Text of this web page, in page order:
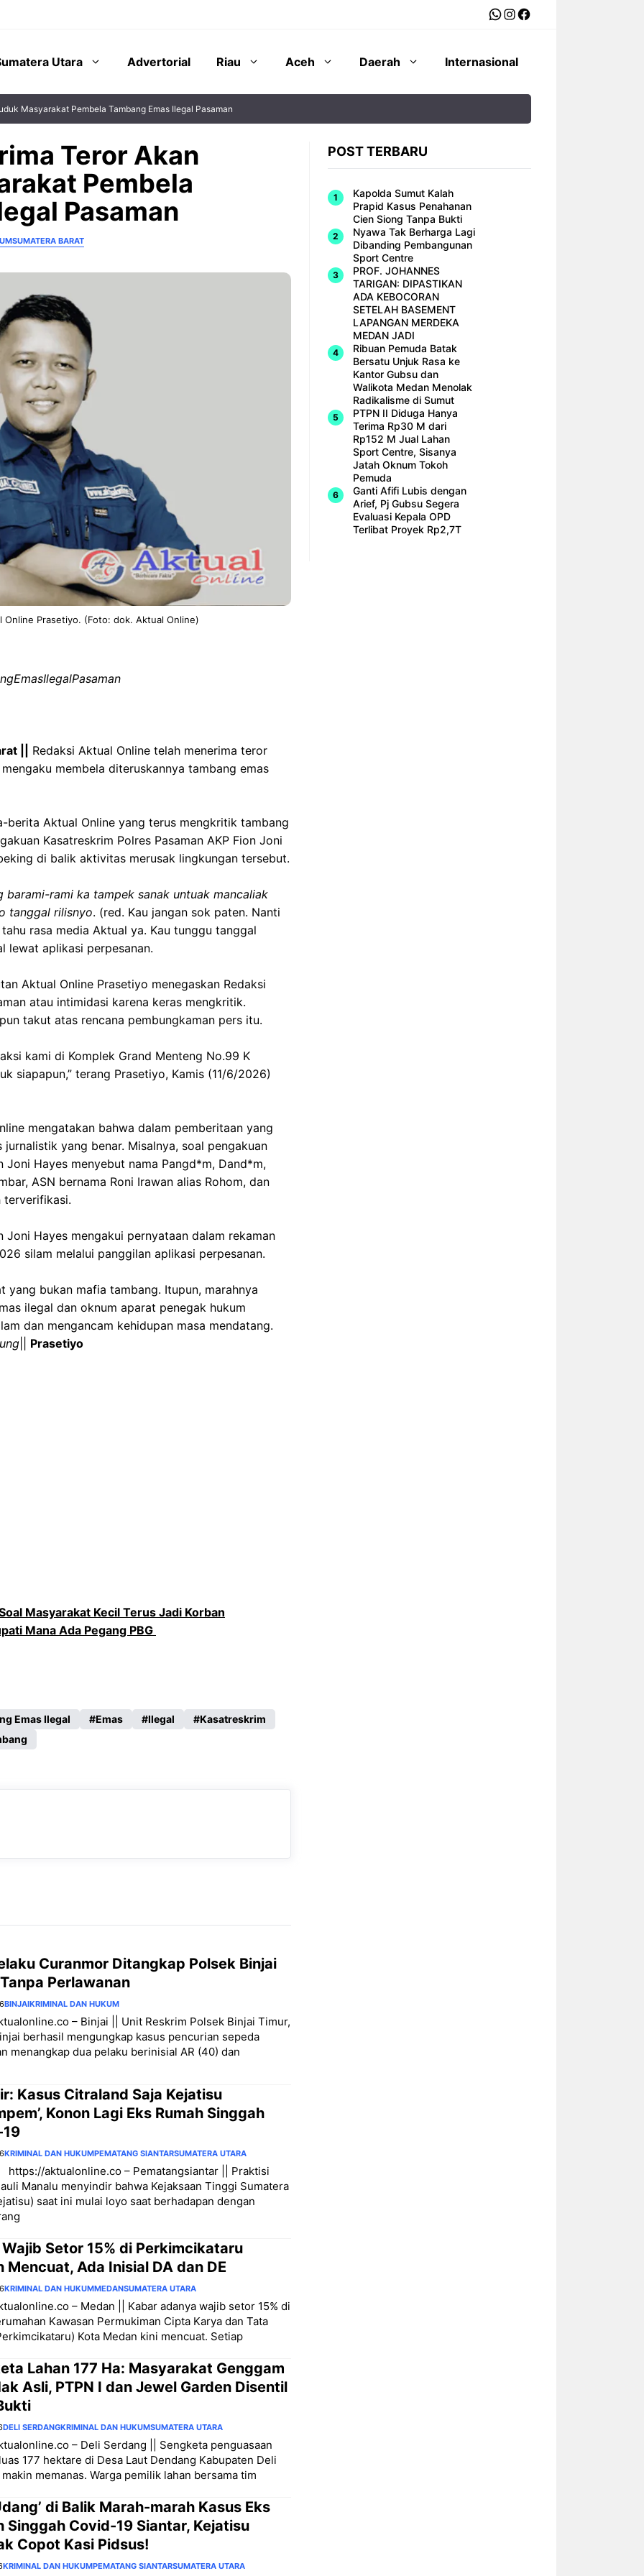
WhatsApp
Instagram
Facebook
Utara Advertorial Riau Aceh Daerah Internasional
Masyarakat Pembela Tambang Emas Ilegal Pasaman
Teror Akan
Pembela
Pasaman
SUMATERA BARAT
Online Prasetiyo. (Foto: dok. Aktual Online)
||
Redaksi Aktual Online telah menerima teror
membela diteruskannya tambang emas
berita Aktual Online yang terus mengkritik tambang
Kasatreskrim Polres Pasaman AKP Fion Joni
di balik aktivitas merusak lingkungan tersebut.
barami-rami ka tampek sanak untuak mancaliak
tanggal rilisnyo. (red. Kau jangan sok paten. Nanti
rasa media Aktual ya. Kau tunggu tanggal
lewat aplikasi perpesanan.
Aktual Online Prasetiyo menegaskan Redaksi
atau intimidasi karena keras mengkritik.
takut atas rencana pembungkaman pers itu.
kami di Komplek Grand Menteng No.99 K
siapapun,” terang Prasetiyo, Kamis (11/6/2026)
mengatakan bahwa dalam pemberitaan yang
yang benar. Misalnya, soal pengakuan
Joni Hayes menyebut nama Pangd*m, Dand*m,
ASN bernama Roni Irawan alias Rohom, dan
terverifikasi.
Joni Hayes mengakui pernyataan dalam rekaman
silam melalui panggilan aplikasi perpesanan.
yang bukan mafia tambang. Itupun, marahnya
ilegal dan oknum aparat penegak hukum
dan mengancam kehidupan masa mendatang.
Prasetiyo
Masyarakat Kecil Terus Jadi Korban
Mana Ada Pegang PBG
Emas Ilegal Emas Ilegal
Kasatreskrim
Curanmor Ditangkap Polsek Binjai
Perlawanan
BINJAIKRIMINAL DAN HUKUM
– Binjai || Unit Reskrim Polsek Binjai Timur,
berhasil mengungkap kasus pencurian sepeda
menangkap dua pelaku berinisial AR (40) dan
Kasus Citraland Saja Kejatisu
Konon Lagi Eks Rumah Singgah
KRIMINAL DAN HUKUMPEMATANG SIANTARSUMATERA UTARA
https://aktualonline.co – Pematangsiantar || Praktisi
Manalu menyindir bahwa Kejaksaan Tinggi Sumatera
saat ini mulai loyo saat berhadapan dengan
Setor 15% di Perkimcikataru
Mencuat, Ada Inisial DA dan DE
KRIMINAL DAN HUKUMMEDANSUMATERA UTARA
– Medan || Kabar adanya wajib setor 15% di
Kawasan Permukiman Cipta Karya dan Tata
Kota Medan kini mencuat. Setiap
Lahan 177 Ha: Masyarakat Genggam
Asli, PTPN I dan Jewel Garden Disentil
DELI SERDANGKRIMINAL DAN HUKUMSUMATERA UTARA
– Deli Serdang || Sengketa penguasaan
177 hektare di Desa Laut Dendang Kabupaten Deli
memanas. Warga pemilik lahan bersama tim
di Balik Marah-marah Kasus Eks
Singgah Covid-19 Siantar, Kejatisu
Copot Kasi Pidsus!
KRIMINAL DAN HUKUMPEMATANG SIANTARSUMATERA UTARA
POST TERBARU
Kapolda Sumut Kalah
Prapid Kasus Penahanan
Cien Siong Tanpa Bukti
Nyawa Tak Berharga Lagi
Dibanding Pembangunan
Sport Centre
PROF. JOHANNES
TARIGAN: DIPASTIKAN
ADA KEBOCORAN
SETELAH BASEMENT
LAPANGAN MERDEKA
MEDAN JADI
Ribuan Pemuda Batak
Bersatu Unjuk Rasa ke
Kantor Gubsu dan
Walikota Medan Menolak
Radikalisme di Sumut
PTPN II Diduga Hanya
Terima Rp30 M dari
Rp152 M Jual Lahan
Sport Centre, Sisanya
Jatah Oknum Tokoh
Pemuda
Ganti Afifi Lubis dengan
Arief, Pj Gubsu Segera
Evaluasi Kepala OPD
Terlibat Proyek Rp2,7T